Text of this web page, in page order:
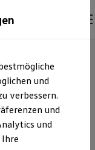
finden
konfigurieren
und
verbessern.
und
und
Ihre